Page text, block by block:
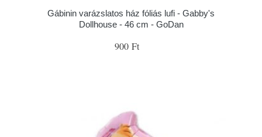
Gábinin varázslatos ház fóliás lufi - Gabby's
Dollhouse - 46 cm - GoDan
900 Ft